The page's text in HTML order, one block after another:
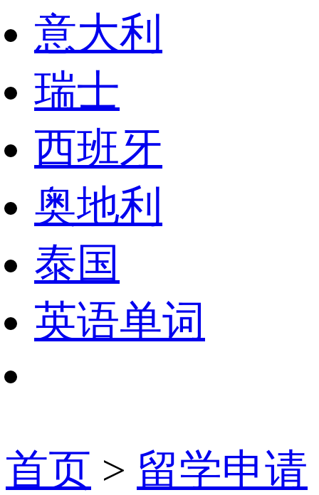
意大利
瑞士
西班牙
奥地利
泰国
英语单词
首页 > 留学申请